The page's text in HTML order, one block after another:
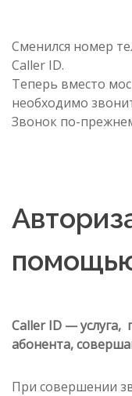
Сменился номер
Caller ID.
Теперь вместо
необходимо
Звонок по-
Caller ID —
абонента,
При совершении